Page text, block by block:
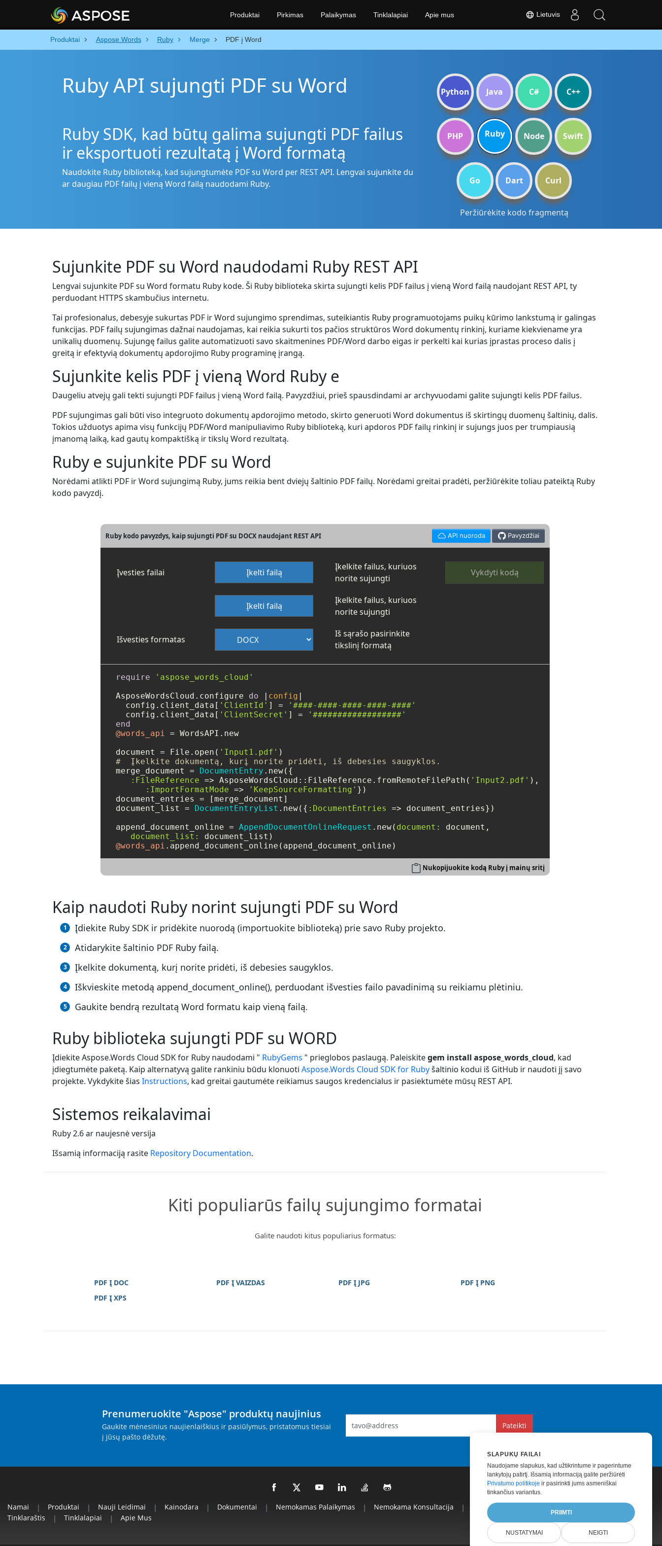
Produktai Aspose.Words Ruby Merge PDF į Word
Ruby API sujungti PDF su Word
Ruby SDK, kad būtų galima sujungti PDF failus
ir eksportuoti rezultatą į Word formatą
Naudokite Ruby biblioteką, kad sujungtumėte PDF su Word per REST API. Lengvai sujunkite du
ar daugiau PDF failų į vieną Word failą naudodami Ruby.
Python Java C# C++
PHP Ruby Node Swift
Go Dart Curl
Peržiūrėkite kodo fragmentą
Sujunkite PDF su Word naudodami Ruby REST API
Lengvai sujunkite PDF su Word formatu Ruby kode. Ši Ruby biblioteka skirta sujungti kelis PDF failus į vieną Word failą naudojant REST API, ty
perduodant HTTPS skambučius internetu.
Tai profesionalus, debesyje sukurtas PDF ir Word sujungimo sprendimas, suteikiantis Ruby programuotojams puikų kūrimo lankstumą ir galingas
funkcijas. PDF failų sujungimas dažnai naudojamas, kai reikia sukurti tos pačios struktūros Word dokumentų rinkinį, kuriame kiekviename yra
unikalių duomenų. Sujungę failus galite automatizuoti savo skaitmenines PDF/Word darbo eigas ir perkelti kai kurias įprastas proceso dalis į
greitą ir efektyvią dokumentų apdorojimo Ruby programinę įrangą.
Sujunkite kelis PDF į vieną Word Ruby e
Daugeliu atvejų gali tekti sujungti PDF failus į vieną Word failą. Pavyzdžiui, prieš spausdindami ar archyvuodami galite sujungti kelis PDF failus.
PDF sujungimas gali būti viso integruoto dokumentų apdorojimo metodo, skirto generuoti Word dokumentus iš skirtingų duomenų šaltinių, dalis.
Tokios užduotys apima visų funkcijų PDF/Word manipuliavimo Ruby biblioteką, kuri apdoros PDF failų rinkinį ir sujungs juos per trumpiausią
įmanomą laiką, kad gautų kompaktišką ir tikslų Word rezultatą.
Ruby e sujunkite PDF su Word
Norėdami atlikti PDF ir Word sujungimą Ruby, jums reikia bent dviejų šaltinio PDF failų. Norėdami greitai pradėti, peržiūrėkite toliau pateiktą Ruby
kodo pavyzdį.
Ruby kodo pavyzdys, kaip sujungti PDF su DOCX naudojant REST API API nuoroda Pavyzdžiai
Įvesties failai Įkelti failą
Įkelkite failus, kuriuos
norite sujungti
Vykdyti kodą
Įkelti failą
Įkelkite failus, kuriuos
norite sujungti
Išvesties formatas
Iš sąrašo pasirinkite
tikslinį formatą
require
'aspose_words_cloud'
AsposeWordsCloud.configure do config
  config.client_data[
'ClientId' ] =
'####-####-####-####-####'
  config.client_data[
'ClientSecret' ] =
'##################'
end
@words_api = WordsAPI.new
document = File.open( 'Input1.pdf'
#  Įkelkite dokumentą, kurį norite pridėti, iš debesies saugyklos.
merge_document =
DocumentEntry .new({
:FileReference => AsposeWordsCloud::FileReference.fromRemoteFilePath( 'Input2.pdf' ),
:ImportFormatMode => 'KeepSourceFormatting' })
document_entries = [merge_document]
document_list =
DocumentEntryList .new({ :DocumentEntries
=> document_entries})
append_document_online = AppendDocumentOnlineRequest .new( document:
document,
document_list:
@words_api
Nukopijuokite kodą Ruby į mainų sritį
Kaip naudoti Ruby norint sujungti PDF su Word
Įdiekite Ruby SDK ir pridėkite nuorodą (importuokite biblioteką) prie savo Ruby projekto.
Atidarykite šaltinio PDF Ruby failą.
Įkelkite dokumentą, kurį norite pridėti, iš debesies saugyklos.
Iškvieskite metodą append_document_online(), perduodant išvesties failo pavadinimą su reikiamu plėtiniu.
Gaukite bendrą rezultatą Word formatu kaip vieną failą.
Ruby biblioteka sujungti PDF su WORD
Įdiekite Aspose.Words Cloud SDK for Ruby naudodami " RubyGems " prieglobos paslaugą. Paleiskitegem install aspose_words_cloud, kad
įdiegtumėte paketą. Kaip alternatyvą galite rankiniu būdu klonuoti Aspose.Words Cloud SDK for Rubyšaltinio kodui iš GitHub ir naudoti jį savo
projekte. Vykdykite šias Instructions, kad greitai gautumėte reikiamus saugos kredencialus ir pasiektumėte mūsų REST API.
Sistemos reikalavimai
Ruby 2.6 ar naujesnė versija
Išsamią informaciją rasite Repository Documentation.
Kiti populiarūs failų sujungimo formatai
Galite naudoti kitus populiarius formatus:
PDF Į DOC PDF Į VAIZDAS PDF Į JPG
PDF Į PNG
PDF Į XPS
Lietuvis
Produktai Pirkimas Palaikymas Tinklalapiai Apie mus
Prenumeruokite "Aspose" produktų naujinius
Gaukite mėnesinius naujienlaiškius ir pasiūlymus, pristatomus tiesiai
į jūsų pašto dėžutę.
Pateikti
Namai | Produktai | Nauji Leidimai | Kainodara | Dokumentai | Nemokamas Palaikymas | Nemokama Konsultacija | Mokama Parama |
Tinklaraštis | Tinklalapiai | Apie Mus
SLAPUKŲ FAILAI
Naudojame slapukus, kad užtikrintume ir pagerintume
lankytojų patirtį. Išsamią informaciją galite peržiūrėti
Privatumo politikoje ir pasirinkti jums asmeniškai
tinkančius variantus.
PRIIMTI
NUSTATYMAI NEIGTI